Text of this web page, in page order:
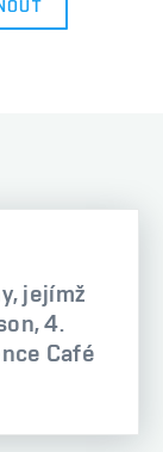
jejímž
4.
Café